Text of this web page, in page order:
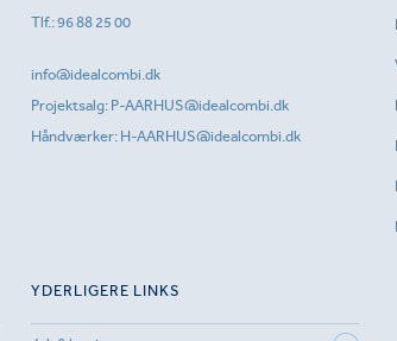
Tlf.:96 88 25 00
info@idealcombi.dk
Projektsalg: P-AARHUS@idealcombi.dk
Håndværker: H-AARHUS@idealcombi.dk
YDERLIGERE LINKS